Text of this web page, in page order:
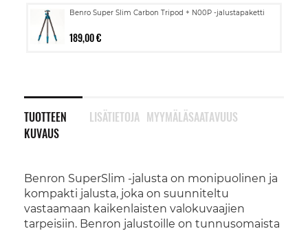
Benro Super Slim Carbon Tripod + N00P -jalustapaketti
189,00 €
TUOTTEEN
KUVAUS
Benron SuperSlim -jalusta on monipuolinen ja
kompakti jalusta, joka on suunniteltu
vastaamaan kaikenlaisten valokuvaajien
tarpeisiin. Benron jalustoille on tunnusomaista
LISÄTIETOJA MYYMÄLÄSAATAVUUS